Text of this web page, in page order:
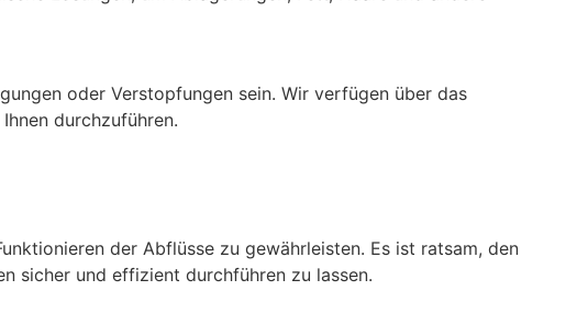
oder Verstopfungen sein. Wir verfügen über das
durchzuführen.
der Abflüsse zu gewährleisten. Es ist ratsam, den
sicher und effizient durchführen zu lassen.